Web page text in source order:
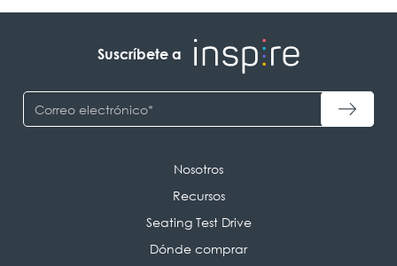
Suscríbete a
Nosotros
Recursos
Seating Test Drive
Dónde comprar